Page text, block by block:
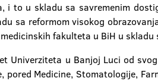
i to u skladu sa savremenim
sa reformom visokog
fakulteta u BiH u
Univerziteta u Banjoj Luci od
pored Medicine, Stomatologije,